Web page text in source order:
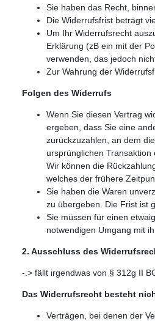
Sie haben das Recht,
Die Widerrufsfrist beträgt
Um Ihr Widerrufsrecht
Erklärung (zB ein mit der
verwenden, das jedoch
Zur Wahrung der
Folgen des Widerrufs
Wenn Sie diesen Vertrag
ergeben, dass Sie eine
zurückzuzahlen, an dem
ursprünglichen
Wir können die
welches der frühere
Sie haben die Waren
zu übergeben. Die Frist ist
Sie müssen für einen
notwendigen Umgang mit
2. Ausschluss des
-.> fällt irgendwas von § 312g II
Das Widerrufsrecht besteht
Verträgen, bei denen der